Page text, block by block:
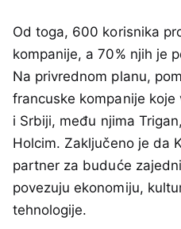
Od toga, 600 korisnika
kompanije, a 70% njih je
Na privrednom planu,
francuske kompanije koje
i Srbiji, među njima
Holcim. Zaključeno je da
partner za buduće
povezuju ekonomiju,
tehnologije.